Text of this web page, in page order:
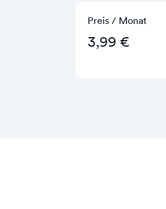
Preis / Monat
3,99 €